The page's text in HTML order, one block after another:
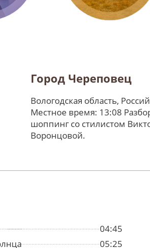
Город Череповец
Вологодская область,
Местное время: 13:08
шоппинг со стилистом
Воронцовой.
04:45
05:25